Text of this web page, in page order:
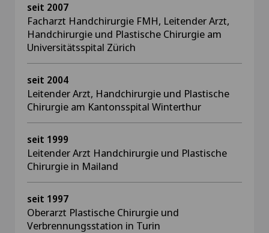
seit 2007
Facharzt Handchirurgie FMH, Leitender Arzt,
Handchirurgie und Plastische Chirurgie am
Universitätsspital Zürich
seit 2004
Leitender Arzt, Handchirurgie und Plastische
Chirurgie am Kantonsspital Winterthur
seit 1999
Leitender Arzt Handchirurgie und Plastische
Chirurgie in Mailand
seit 1997
Oberarzt Plastische Chirurgie und
Verbrennungsstation in Turin